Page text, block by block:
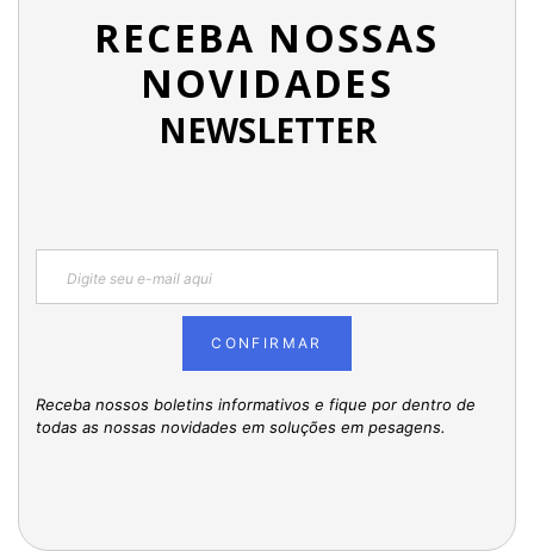
RECEBA NOSSAS
NOVIDADES
NEWSLETTER
CONFIRMAR
Receba nossos boletins informativos e fique por dentro de
todas as nossas novidades em soluções em pesagens.